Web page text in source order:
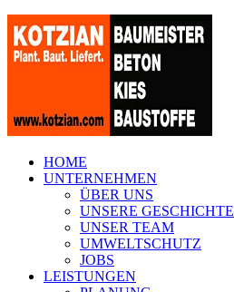
HOME
UNTERNEHMEN
ÜBER UNS
UNSERE GESCHICHTE
UNSER TEAM
UMWELTSCHUTZ
JOBS
LEISTUNGEN